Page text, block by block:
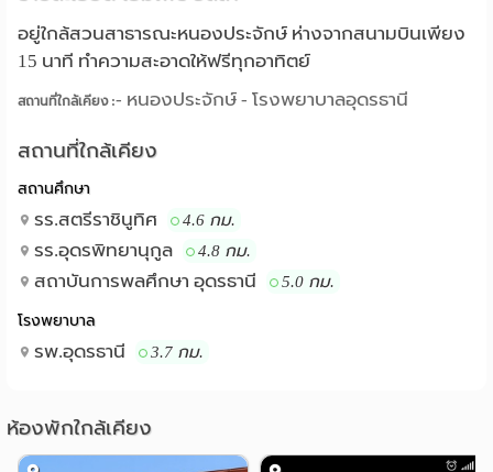
อยู่ใกล้สวนสาธารณะหนองประจักษ์ ห่างจากสนามบินเพียง
15 นาที ทำความสะอาดให้ฟรีทุกอาทิตย์
สถานที่ใกล้เคียง :- หนองประจักษ์ - โรงพยาบาลอุดรธานี
สถานที่ใกล้เคียง
สถานศึกษา
รร.สตรีราชินูทิศ 4.6 กม.
รร.อุดรพิทยานุกูล 4.8 กม.
สถาบันการพลศึกษา อุดรธานี 5.0 กม.
โรงพยาบาล
รพ.อุดรธานี 3.7 กม.
ห้องพักใกล้เคียง